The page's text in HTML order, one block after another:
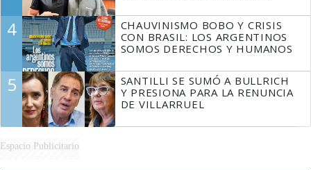
4
CHAUVINISMO BOBO Y CRISIS
CON BRASIL: LOS ARGENTINOS
SOMOS DERECHOS Y HUMANOS
5
SANTILLI SE SUMÓ A BULLRICH
Y PRESIONA PARA LA RENUNCIA
DE VILLARRUEL
Espacio Publicitario